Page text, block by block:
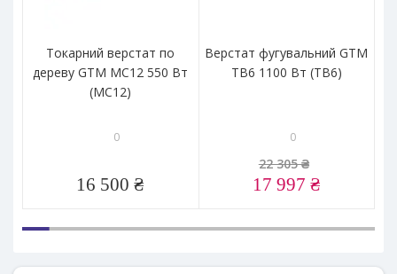
Токарний верстат по
дереву GTM MC12 550 Вт
(MC12)
0
16 500 ₴
Верстат фугувальний GTM
TB6 1100 Вт (TB6)
0
22 305 ₴
17 997 ₴